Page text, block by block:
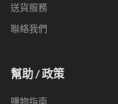
送貨服務
聯絡我們
幫助 / 政策
購物指南